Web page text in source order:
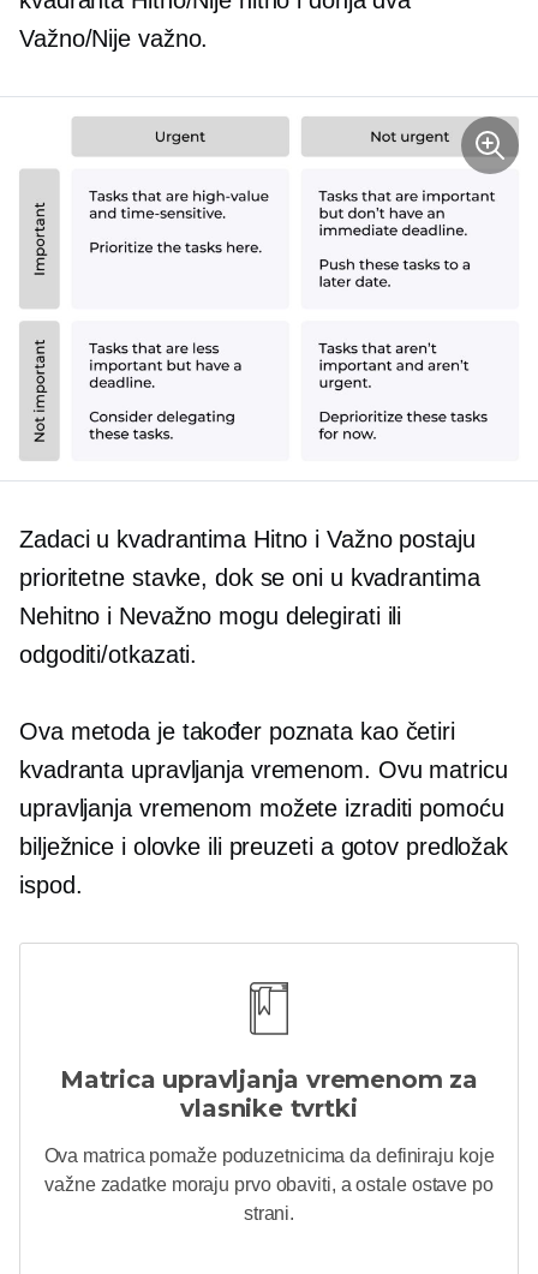
Važno/Nije važno.
Zadaci u kvadrantima Hitno i Važno postaju
prioritetne stavke, dok se oni u kvadrantima
Nehitno i Nevažno mogu delegirati ili
odgoditi/otkazati.
Ova metoda je također poznata kao četiri
kvadranta upravljanja vremenom. Ovu matricu
upravljanja vremenom možete izraditi pomoću
bilježnice i olovke ili preuzeti a gotov predložak
ispod.
Matrica upravljanja vremenom za
vlasnike tvrtki
Ova matrica pomaže poduzetnicima da definiraju koje
važne zadatke moraju prvo obaviti, a ostale ostave po
strani.